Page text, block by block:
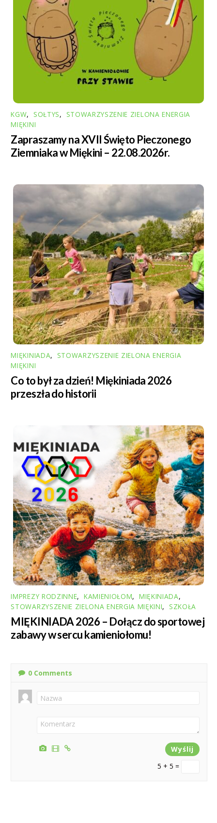
KGW, SOŁTYS,
STOWARZYSZENIE ZIELONA ENERGIA
MIĘKINI
Zapraszamy na XVII Święto Pieczonego
Ziemniaka w Miękini – 22.08.2026r.
MIĘKINIADA,
STOWARZYSZENIE ZIELONA ENERGIA
MIĘKINI
Co to był za dzień! Miękiniada 2026
przeszła do historii
IMPREZY RODZINNE, KAMIENIOŁOM, MIĘKINIADA,
STOWARZYSZENIE ZIELONA ENERGIA MIĘKINI, SZKOŁA
MIĘKINIADA 2026 – Dołącz do sportowej
zabawy w sercu kamieniołomu!
0 Comments
5 + 5 =